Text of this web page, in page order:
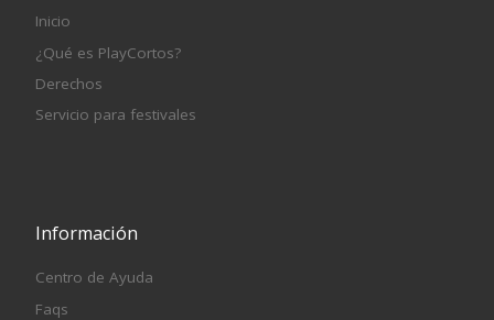
Inicio
¿Qué es PlayCortos?
Derechos
Servicio para festivales
Información
Centro de Ayuda
Faqs